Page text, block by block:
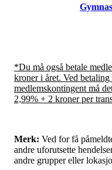
*Du må også betale
kroner i året. Ved
medlemskontingent må
2,99% + 2 kroner per
Merk: Ved for få
andre uforutsette
andre grupper eller